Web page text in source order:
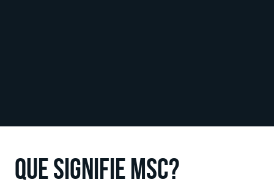
Que signifie MSC?